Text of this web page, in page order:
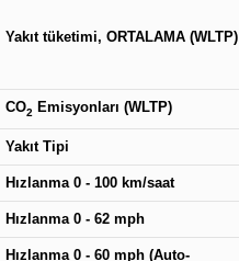
Yakıt tüketimi, ORTALAMA (WLTP)
CO2 Emisyonları (WLTP)
Yakıt Tipi
Hızlanma 0 - 100 km/saat
Hızlanma 0 - 62 mph
Hızlanma 0 - 60 mph (Auto-